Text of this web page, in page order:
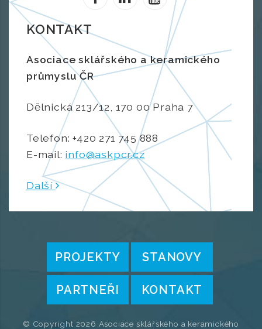
KONTAKT
Asociace sklářského a keramického
průmyslu ČR
Dělnická 213/12, 170 00 Praha 7
Telefon: +420 271 745 888
E-mail: info@askpcr.cz
Další
PROJEKTY STANOVY
PARTNEŘI KONTAKT
© Copyright 2026 Asociace sklářského a keramického